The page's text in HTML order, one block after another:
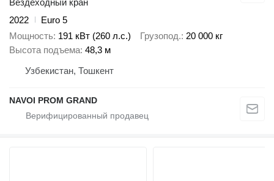
2022
Euro 5
Мощность 191 кВт (260 л.с.) Грузопод. 20 000 кг
Высота подъема 48,3 м
Узбекистан, Тошкент
NAVOI PROM GRAND